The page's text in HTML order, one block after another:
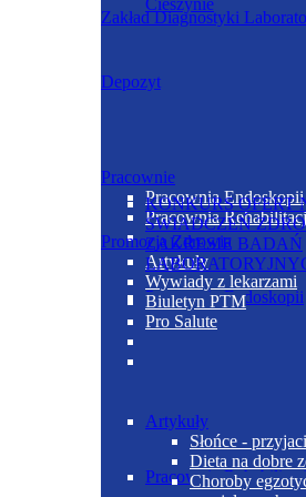
Zakład Diagnostyki
Pracownie
Pracownia Endoskopii
Pracownia
Pracownia Endoskopii
Pracownia
Depozyt
Promocja Zdrowia
Artykuły
Wywiady z lekarzami
Biuletyn PTM
Pro Salute
Artykuły
Słońce -
Dieta na dobre
Choroby
Cieszynie
KONKURS OFERT
ŚWIADCZEŃ
ZAKRESIE BADAŃ